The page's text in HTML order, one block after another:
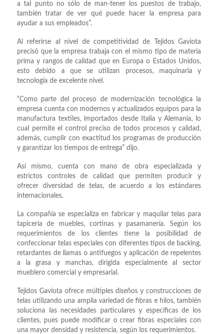
a tal punto no sólo de man-tener los puestos de trabajo,
también tratar de ver qué puede hacer la empresa para
ayudar a sus empleados”.
Al referirse al nivel de competitividad de Tejidos Gaviota
precisó que la empresa trabaja con el mismo tipo de materia
prima y rangos de calidad que en Europa o Estados Unidos,
esto debido a que se utilizan procesos, maquinaria y
tecnología de excelente nivel.
“Como parte del proceso de modernización tecnológica la
empresa cuenta con modernos y actualizados equipos para la
manufactura textiles, importados desde Italia y Alemania, lo
cual permite el control preciso de todos procesos y calidad,
además, cumplir con exactitud los programas de producción
y garantizar los tiempos de entrega” dijo.
Así mismo, cuenta con mano de obra especializada y
estrictos controles de calidad que permiten producir y
ofrecer diversidad de telas, de acuerdo a los estándares
internacionales.
La compañía se especializa en fabricar y maquilar telas para
tapicería de muebles, cortinas y pasamanería. Según los
requerimientos de los clientes tiene la posibilidad de
confeccionar telas especiales con diferentes tipos de backing,
retardantes de llamas o antifuegos y aplicación de repelentes
a la grasa y manchas, dirigida especialmente al sector
mueblero comercial y empresarial.
Tejidos Gaviota ofrece múltiples diseños y construcciones de
telas utilizando una amplia variedad de fibras e hilos, también
soluciona las necesidades particulares y especificas de los
clientes, pues puede modificar o crear fibras especiales con
una mayor densidad y resistencia, según los requerimientos.